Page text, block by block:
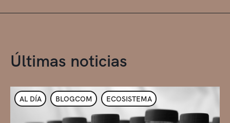
Últimas noticias
AL DÍA BLOGCOM ECOSISTEMA